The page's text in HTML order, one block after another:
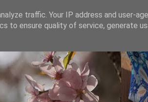
traffic. Your IP address and user-
to ensure quality of service, generate